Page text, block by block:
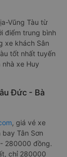
Vũng Tàu từ
điểm trung bình
xe khách Sân
tốt nhất tuyến
xe Huy
Đức - Bà
, giá vé xe
Tân Sơn
280000 đồng.
chỉ 280000